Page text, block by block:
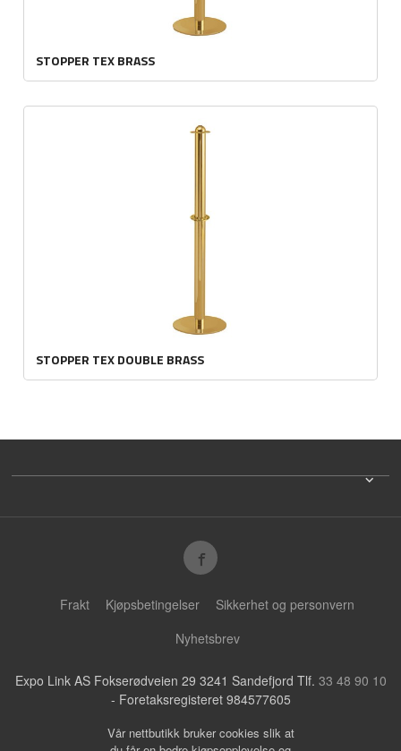
STOPPER TEX BRASS
STOPPER TEX DOUBLE BRASS
Frakt Kjøpsbetingelser
Sikkerhet og personvern
Nyhetsbrev
Expo Link AS Fokserødveien 29 3241 Sandefjord Tlf. 33 48 90 10
- Foretaksregisteret 984577605
Vår nettbutikk bruker cookies slik at